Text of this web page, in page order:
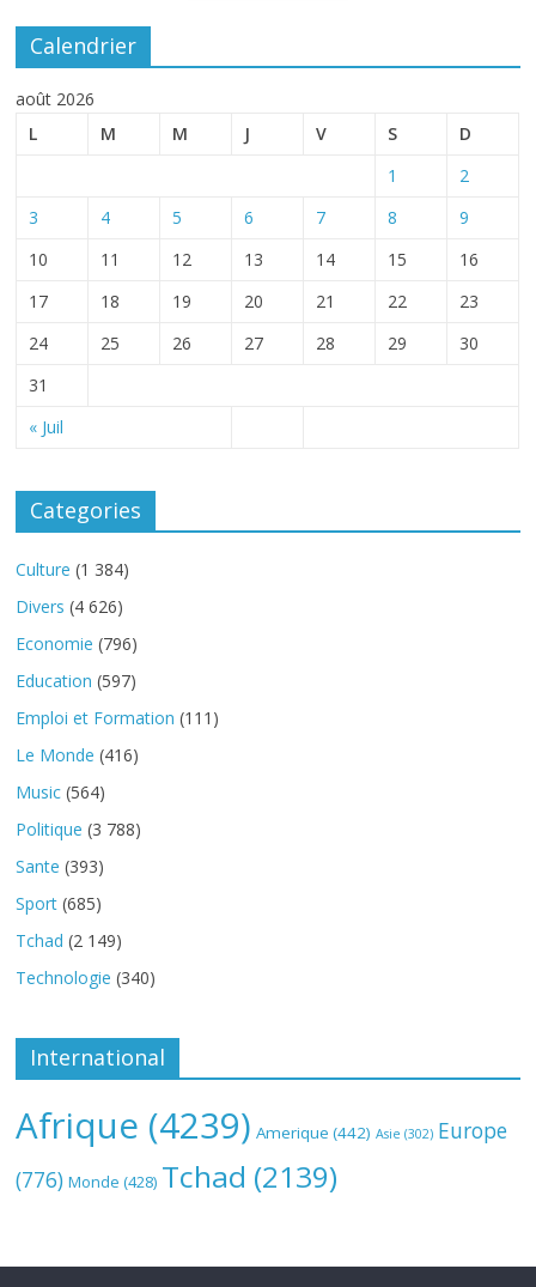
Calendrier
août 2026
L
M M J V S D
« Juil
1
2
3
4 5 6 7 8
9
10
11 12 13 14 15
16
17
18 19 20 21 22
23
24
25 26 27 28 29
30
31
Categories
Culture (1 384)
Divers (4 626)
Economie (796)
Education (597)
Emploi et Formation (111)
Le Monde (416)
Music (564)
Politique (3 788)
Sante (393)
Sport (685)
Tchad (2 149)
Technologie (340)
International
Afrique (4239) Amerique (442) Asie (302) Europe
(776) Monde (428) Tchad (2139)